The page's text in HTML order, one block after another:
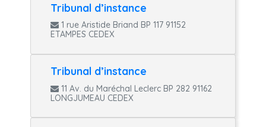
Tribunal d’instance
1 rue Aristide Briand BP 117 91152
ETAMPES CEDEX
Tribunal d’instance
11 Av. du Maréchal Leclerc BP 282 91162
LONGJUMEAU CEDEX